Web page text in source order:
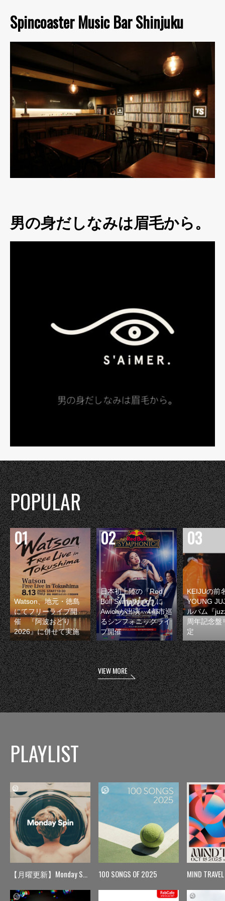
Spincoaster Music Bar Shinjuku
男の身だしなみは眉毛から。
POPULAR
Watson、地元・徳島
にてフリーライブ開
催 『阿波おどり
2026』に併せて実施
日本初上陸の『Red
Bull Symphonic』に
Awichが出演 4都市巡
るシンフォニックライ
ブ開催
KEIJUの前
YOUNG
ルバム『
周年記念盤
定
VIEW MORE
PLAYLIST
【月曜更新】Monday Spin 100 SONGS OF 2025 MIND TRAVEL